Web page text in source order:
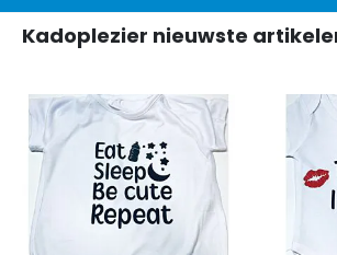
Kadoplezier nieuwste